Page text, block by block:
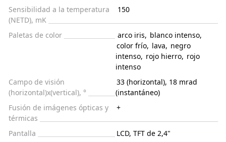
Sensibilidad a la temperatura
(NETD), mK
150
Paletas de color arco iris, blanco intenso,
color frío, lava, negro
intenso, rojo hierro, rojo
intenso
Campo de visión
(horizontal)x(vertical), °
33 (horizontal), 18 mrad
(instantáneo)
Fusión de imágenes ópticas y
térmicas
+
Pantalla
LCD, TFT de 2,4"